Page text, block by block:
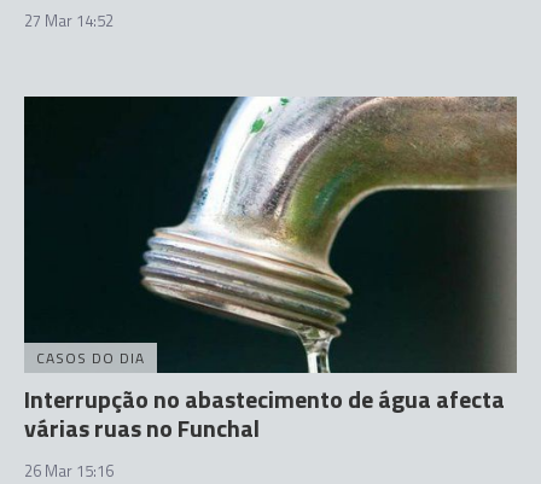
27 Mar 14:52
CASOS DO DIA
Interrupção no abastecimento de água afecta
várias ruas no Funchal
26 Mar 15:16